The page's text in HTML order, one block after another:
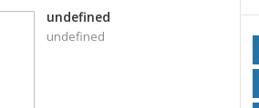
undefined
undefined